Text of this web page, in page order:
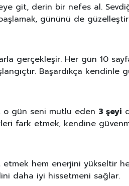
git, derin bir nefes al.
gününü de
gerçekleşir. Her gün 10
Başardıkça kendinle
o gün seni mutlu eden 3 şeyi
fark etmek, kendine
hem enerjini yükseltir
daha iyi hissetmeni sağlar.